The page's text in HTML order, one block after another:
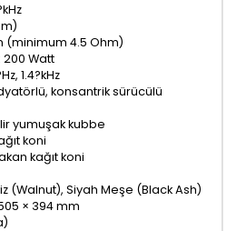
(minimum 4.5 Ohm)
Watt
1.4?kHz
konsantrik sürücülü
yumuşak kubbe
koni
kağıt koni
(Walnut), Siyah Meşe (Black Ash)
× 394 mm